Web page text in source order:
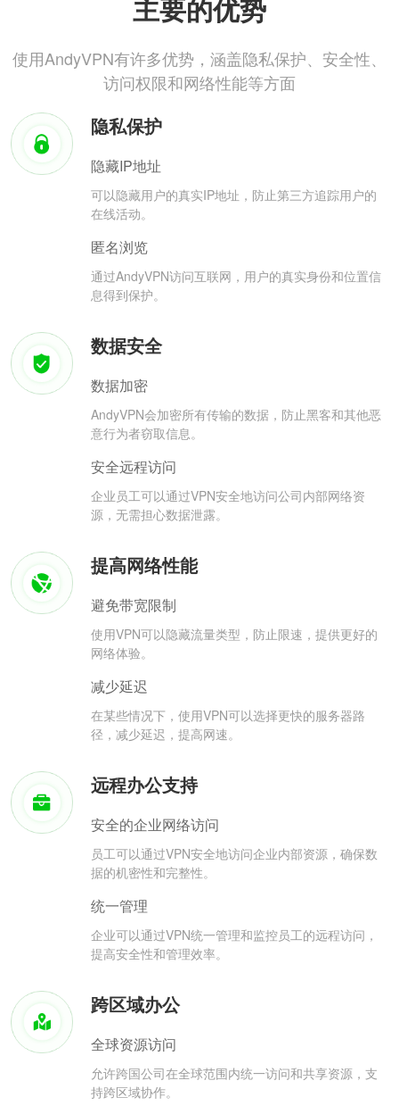
主要的优势
使用AndyVPN有许多优势，涵盖隐私保护、安全性、
访问权限和网络性能等方面
隐私保护
隐藏IP地址
可以隐藏用户的真实IP地址，防止第三方追踪用户的
在线活动。
匿名浏览
通过AndyVPN访问互联网，用户的真实身份和位置信
息得到保护。
数据安全
数据加密
AndyVPN会加密所有传输的数据，防止黑客和其他恶
意行为者窃取信息。
安全远程访问
企业员工可以通过VPN安全地访问公司内部网络资
源，无需担心数据泄露。
提高网络性能
避免带宽限制
使用VPN可以隐藏流量类型，防止限速，提供更好的
网络体验。
减少延迟
在某些情况下，使用VPN可以选择更快的服务器路
径，减少延迟，提高网速。
远程办公支持
安全的企业网络访问
员工可以通过VPN安全地访问企业内部资源，确保数
据的机密性和完整性。
统一管理
企业可以通过VPN统一管理和监控员工的远程访问，
提高安全性和管理效率。
跨区域办公
全球资源访问
允许跨国公司在全球范围内统一访问和共享资源，支
持跨区域协作。